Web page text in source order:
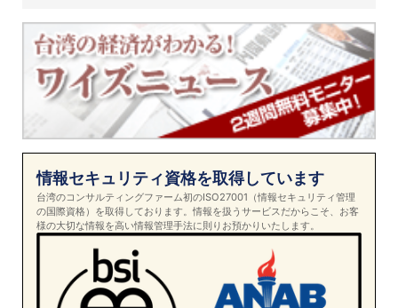
情報セキュリティ資格を取得しています
台湾のコンサルティングファーム初のISO27001（情報セキュリティ管理
の国際資格）を取得しております。情報を扱うサービスだからこそ、お客
様の大切な情報を高い情報管理手法に則りお預かりいたします。